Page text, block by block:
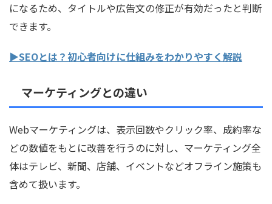
になるため、タイトルや広告文の修正が有効だったと判断
できます。
▶SEOとは？初心者向けに仕組みをわかりやすく解説
マーケティングとの違い
Webマーケティングは、表示回数やクリック率、成約率な
どの数値をもとに改善を行うのに対し、マーケティング全
体はテレビ、新聞、店舗、イベントなどオフライン施策も
含めて扱います。